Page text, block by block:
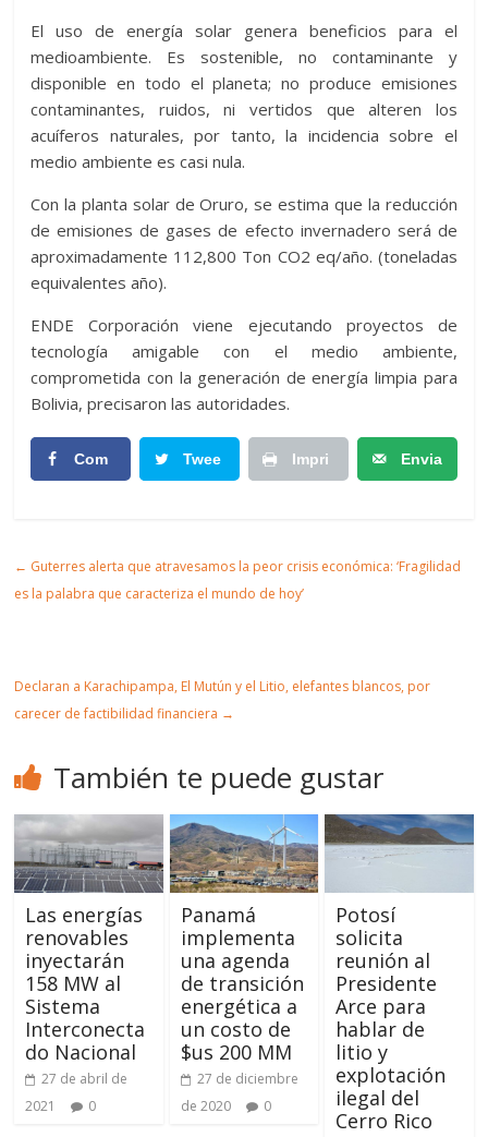
El uso de energía solar genera beneficios para el
medioambiente. Es sostenible, no contaminante y
disponible en todo el planeta; no produce emisiones
contaminantes, ruidos, ni vertidos que alteren los
acuíferos naturales, por tanto, la incidencia sobre el
medio ambiente es casi nula.
Con la planta solar de Oruro, se estima que la reducción
de emisiones de gases de efecto invernadero será de
aproximadamente 112,800 Ton CO2 eq/año. (toneladas
equivalentes año).
ENDE Corporación viene ejecutando proyectos de
tecnología amigable con el medio ambiente,
comprometida con la generación de energía limpia para
Bolivia, precisaron las autoridades.
Com Twee Impri Envia
ulo
← Guterres alerta que atravesamos la peor crisis económica: ‘Fragilidad
es la palabra que caracteriza el mundo de hoy’
Declaran a Karachipampa, El Mutún y el Litio, elefantes blancos, por
carecer de factibilidad financiera →
También te puede gustar
Las energías
renovables
inyectarán
158 MW al
Sistema
Interconecta
do Nacional
27 de abril de
2021
0
Panamá
implementa
una agenda
de transición
energética a
un costo de
$us 200 MM
27 de diciembre
de 2020
0
Potosí
solicita
reunión al
Presidente
Arce para
hablar de
litio y
explotación
ilegal del
Cerro Rico